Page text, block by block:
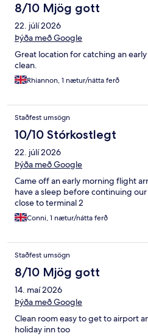
8/10 Mjög gott
22. júlí 2026
Þýða með Google
Great location for catching an
clean.
Rhiannon, 1 nætur/nátta ferð
Staðfest umsögn
10/10 Stórkostlegt
22. júlí 2026
Þýða með Google
Came off an early morning flight
have a sleep before continuing
close to terminal 2
Conni, 1 nætur/nátta ferð
Staðfest umsögn
8/10 Mjög gott
14. maí 2026
Þýða með Google
Clean room easy to get to airport
holiday inn too